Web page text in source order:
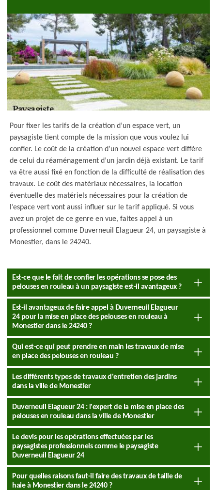
Pour fixer les tarifs de la création d’un espace vert, un
paysagiste tient compte de la mission que vous voulez lui
confier. Le coût de la création d’un nouvel espace vert diffère
de celui du réaménagement d’un jardin déjà existant. Le tarif
va être aussi fixé en fonction de la difficulté de réalisation des
travaux. Le coût des matériaux nécessaires, la location
éventuelle des matériels nécessaires pour la création de
l’espace vert vont aussi influer sur le tarif appliqué. Si vous
avez un projet de ce genre en vue, faites appel à un
professionnel comme Duverneuil Elagueur 24, un paysagiste à
Monestier, dans le 24240.
Est-ce que le fait de confier les opérations se pose des
pelouses en rouleau à un paysagiste est-il avantageux ?
Est-il avantageux de faire appel à Duverneuil Elagueur
24 pour la mise en place des pelouses en rouleau à
Monestier dans le 24240 ?
Qui est-ce qui peut prendre en main les travaux de mise
en place des pelouses en rouleau ?
Les différents types de travaux d'entretien des jardins
dans la ville de Monestier
Duverneuil Elagueur 24 : l'expert de la mise en place des
pelouses en rouleau dans la ville de Monestier
Le devis pour les opérations effectuées par les
paysagistes professionnels comme le paysagiste
Duverneuil Elagueur 24
Pour quelles raisons faut-il faire des travaux de taille de
haie à Monestier dans le 24240 ?